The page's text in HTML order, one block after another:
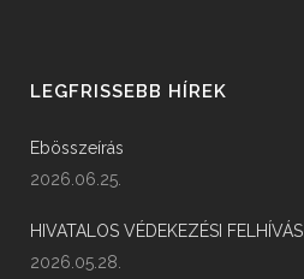
LEGFRISSEBB HÍREK
Ebösszeírás
2026.06.25.
HIVATALOS VÉDEKEZÉSI FELHÍVÁS
2026.05.28.